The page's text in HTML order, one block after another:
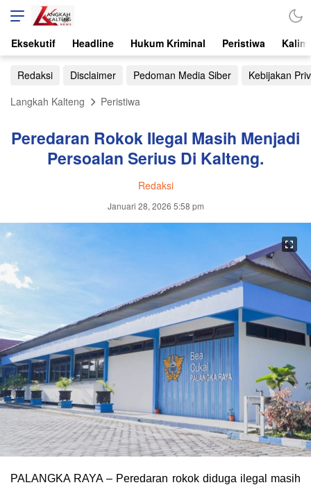
Eksekutif Headline Hukum Kriminal Peristiwa
Redaksi Disclaimer Pedoman Media Siber
Kebijakan
Langkah Kalteng
Peristiwa
Peredaran Rokok Ilegal Masih Menjadi
Persoalan Serius Di Kalteng.
Redaksi
Januari 28, 2026 5:58 pm
PALANGKA RAYA – Peredaran rokok diduga ilegal masih